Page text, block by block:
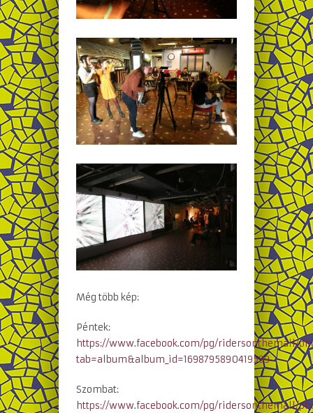
Még több kép:
Péntek:
https://www.facebook.com/pg/ridersonthemall/
tab=album&album_id=1698795890419599
Szombat:
https://www.facebook.com/pg/ridersonthemall/